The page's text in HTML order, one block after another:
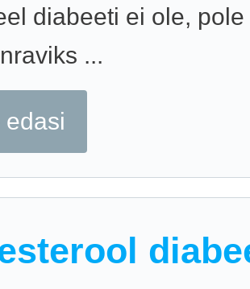
diabeeti ei ole, pole
...
edasi